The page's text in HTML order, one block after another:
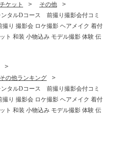
し空間 季節の花 ドライフラ
ワー 埼玉県 No.638-05
ケット
その他
タルDコース 前撮り撮影会付コミ
り 撮影会 ロケ撮影 ヘアメイク 着付
ト 和装 小物込み モデル撮影 体験 伝
その他ランキング
タルDコース 前撮り撮影会付コミ
り 撮影会 ロケ撮影 ヘアメイク 着付
ト 和装 小物込み モデル撮影 体験 伝